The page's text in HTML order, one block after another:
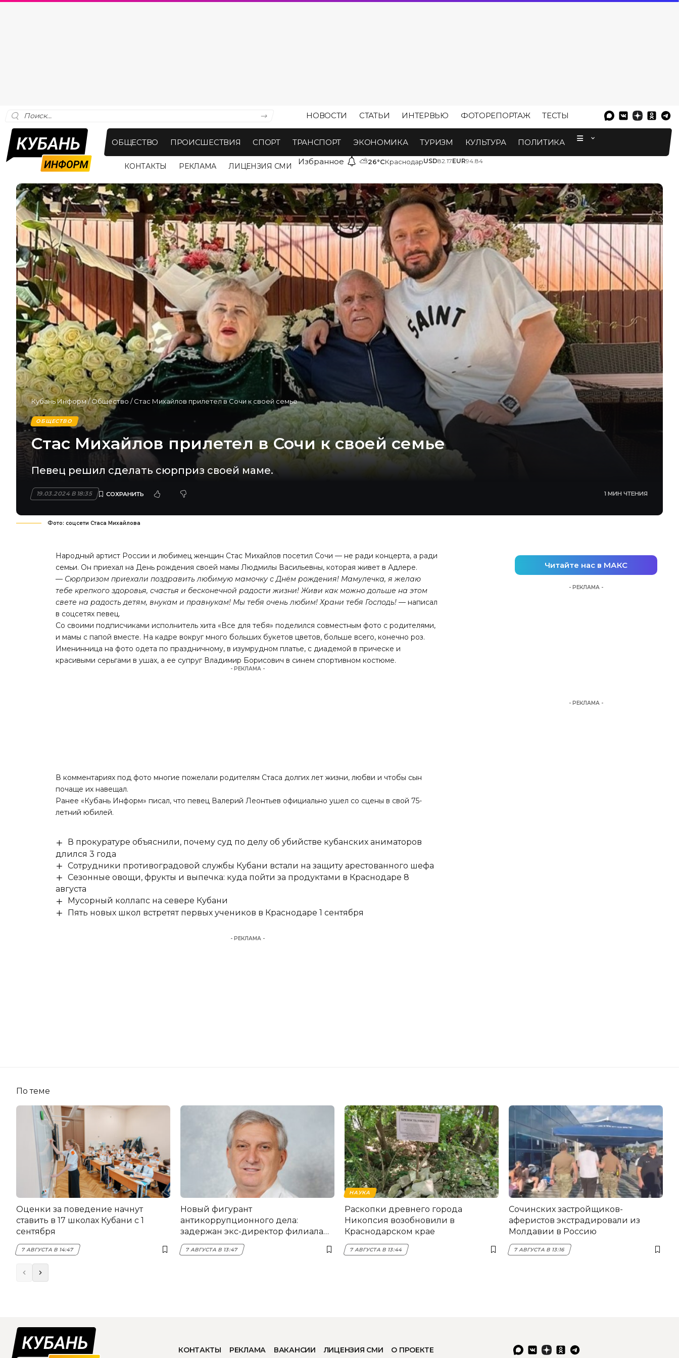
НОВОСТИ СТАТЬИ ИНТЕРВЬЮ ФОТОРЕПОРТАЖ ТЕСТЫ
ОБЩЕСТВО ПРОИСШЕСТВИЯ СПОРТ ТРАНСПОРТ ЭКОНОМИКА ТУРИЗМ КУЛЬТУРА ПОЛИТИКА
КОНТАКТЫ РЕКЛАМА ЛИЦЕНЗИЯ СМИ Избранное ⛅26°CКраснодарUSD82.17EUR94.84
Кубань Информ/Общество /Стас Михайлов прилетел в Сочи к своей семье
ОБЩЕСТВО
Стас Михайлов прилетел в Сочи к своей семье
Певец решил сделать сюрприз своей маме.
19.03.2024 В 18:35 1 МИН ЧТЕНИЯ
Фото: соцсети Стаса Михайлова
Народный артист России и любимец женщин Стас Михайлов посетил Сочи — не ради концерта, а ради
семьи. Он приехал на День рождения своей мамы Людмилы Васильевны, которая живет в Адлере.
— Сюрпризом приехали поздравить любимую мамочку с Днём рождения! Мамулечка, я желаю
тебе крепкого здоровья, счастья и бесконечной радости жизни! Живи как можно дольше на этом
свете на радость детям, внукам и правнукам! Мы тебя очень любим! Храни тебя Господь! — написал
в соцсетях певец.
Со своими подписчиками исполнитель хита «Все для тебя» поделился совместным фото с родителями,
и мамы с папой вместе. На кадре вокруг много больших букетов цветов, больше всего, конечно роз.
Именинница на фото одета по праздничному, в изумрудном платье, с диадемой в прическе и
красивыми серьгами в ушах, а ее супруг Владимир Борисович в синем спортивном костюме.
- РЕКЛАМА -
В комментариях под фото многие пожелали родителям Стаса долгих лет жизни, любви и чтобы сын
почаще их навещал.
Ранее «Кубань Информ» писал, что певец Валерий Леонтьев официально ушел со сцены в свой 75-
летний юбилей.
В прокуратуре объяснили, почему суд по делу об убийстве кубанских аниматоров
длился 3 года
Сотрудники противоградовой службы Кубани встали на защиту арестованного шефа
Сезонные овощи, фрукты и выпечка: куда пойти за продуктами в Краснодаре 8
августа
Мусорный коллапс на севере Кубани
Пять новых школ встретят первых учеников в Краснодаре 1 сентября
- РЕКЛАМА -
Читайте нас в МАКС
- РЕКЛАМА -
- РЕКЛАМА -
По теме
Оценки за поведение начнут
ставить в 17 школах Кубани с 1
сентября
7 АВГУСТА В 14:47
Новый фигурант
антикоррупционного дела:
задержан экс-директор филиала
НЭСК Крымска
7 АВГУСТА В 13:47
НАУКА
Раскопки древнего города
Никопсия возобновили в
Краснодарском крае
7 АВГУСТА В 13:44
Сочинских застройщиков-
аферистов экстрадировали из
Молдавии в Россию
7 АВГУСТА В 13:16
КОНТАКТЫ РЕКЛАМА ВАКАНСИИ ЛИЦЕНЗИЯ СМИ О ПРОЕКТЕ